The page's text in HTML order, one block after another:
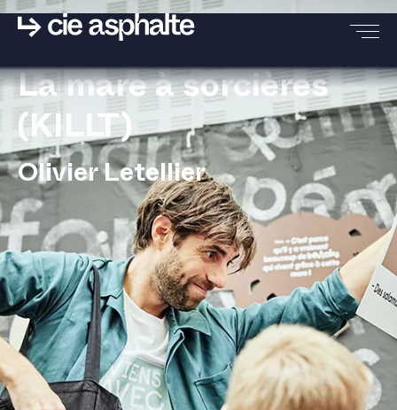
PRÉSENTATION
CRÉATIONS
ET POP! AU CHÂTEAU
RÉSIDENCES
PRESSE
La mare à sorcières
(KILLT)
Olivier Letellier